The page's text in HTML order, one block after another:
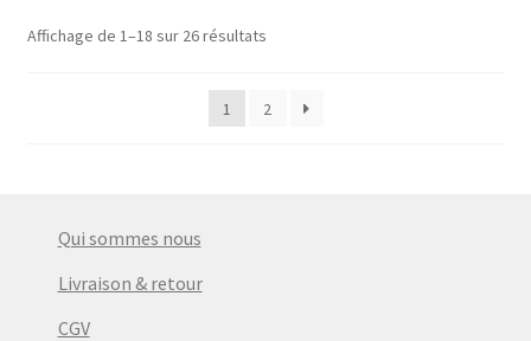
Affichage de 1–18 sur 26 résultats
1 2
Qui sommes nous
Livraison & retour
CGV